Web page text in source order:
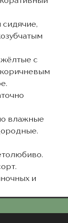
сидячие,
с
влажные
и